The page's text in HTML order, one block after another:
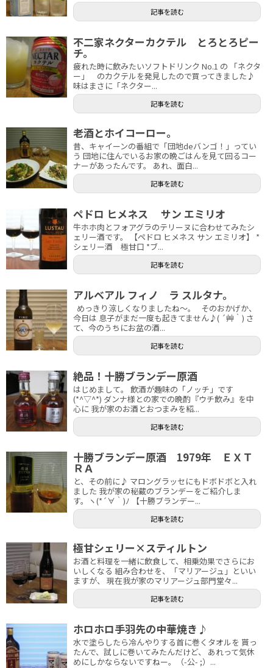
記事を読む
不二家ネクターカクテル とろとろピー
チ。
疲れた時に飲みたいソフトドリンク No.1 の 「ネクタ
ー」 のカクテルを発見したので買ってきました♪
味はまさに「ネクター...
記事を読む
老酒とホイコーロー。
昔、キャイーンの番組で「団地deバンゴ！」ってい
う 団地に住んでいるお家の晩ごはんを見て回るコー
ナーがあったんです。 あれ、面白...
記事を読む
ペドロ ヒメネス サン エミリオ
牛ホホ肉とフォアグラのテリーヌに合わせてみたシ
ェリー酒です。 【ペドロ ヒメネス サン エミリオ】 *
シェリー酒 極甘口 *ブ...
記事を読む
アルベアル フィノ ラ スルタナ。
めっきり涼しくなりましたね～。 そのおかげか、
今日は 息子がまだ一度も起きてません♪( ´艸｀) さ
て、今のうちにお盆の酒...
記事を読む
絶品！十勝ブランデー原酒
はじめまして。 飲酒が趣味の「ノッチ」です
(*^▽^*) ダンナ様との家での晩酌『ウチ飲み』を中
心に 我が家のお酒とおつまみを紹...
記事を読む
十勝ブランデー原酒 1979年 ＥＸＴ
ＲＡ
と、その前に♪ マロングラッセにもドボドボと入れ
ました 我が家の秘蔵のブランデーをご紹介しま
す。ヽ(*´∀｀)ﾉ 【十勝ブランデー...
記事を読む
極甘シェリー×スティルトン
お酒と料理を一緒に飲食して、相乗効果でさらにお
いしくなる 組み合わせを、「マリアージュ」といい
ますが、 現在我が家のマリアージュ部門堂々...
記事を読む
ホロホロ手羽先の中華焼き♪
水で塗らしたら冷んやりする首に巻くタオルを 貰っ
たんで、試しに巻いてみたんだけど、 あれって気休
めにしかならないですねー。（-公- ;）...